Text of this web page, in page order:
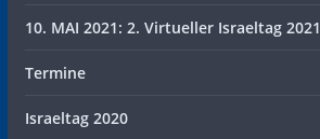
10. MAI 2021: 2. Virtueller Israeltag 2021
Termine
Israeltag 2020